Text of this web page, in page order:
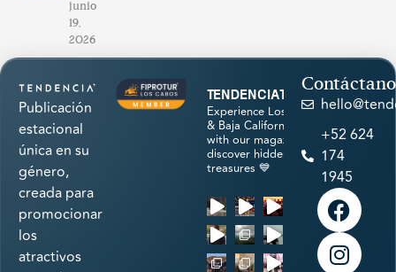
junio
19,
2026
Publicación
estacional
única en su
género,
creada para
promocionar
los
atractivos
tendenciatravel
Experience Los Cabos
& Baja California Sur
with our magazine &
discover hidden
treasures 💙
+52 624
174
1945